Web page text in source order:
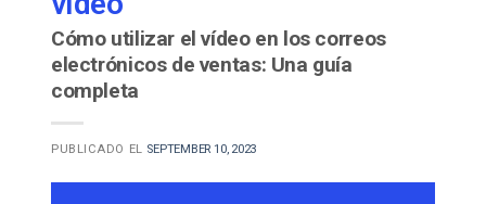
Cómo utilizar el vídeo en los correos
electrónicos de ventas: Una guía
completa
PUBLICADO EL SEPTEMBER 10, 2023